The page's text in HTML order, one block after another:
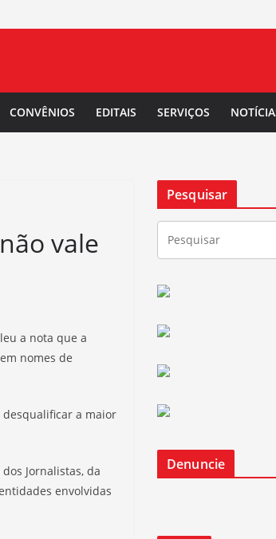
CONVÊNIOS EDITAIS SERVIÇOS
vale
a nota que a
nomes de
desqualificar a maior
Jornalistas, da
envolvidas
Pesquisar
Denuncie